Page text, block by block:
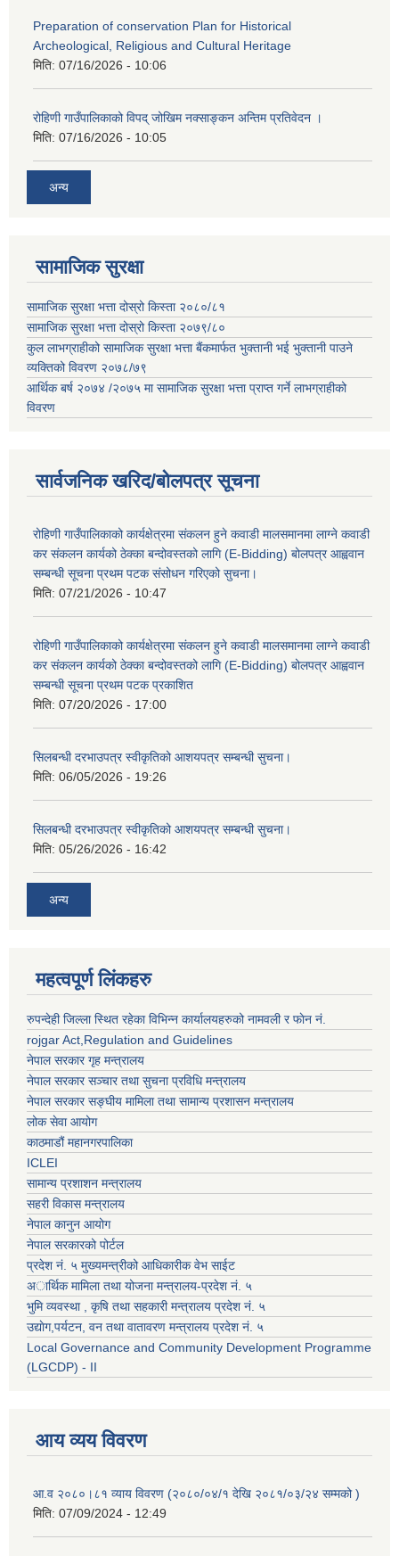
Preparation of conservation Plan for Historical
Archeological, Religious and Cultural Heritage
मिति: 07/16/2026 - 10:06
रोहिणी गाउँपालिकाको विपद् जोखिम नक्साङ्कन अन्तिम प्रतिवेदन ।
मिति: 07/16/2026 - 10:05
अन्य
सामाजिक सुरक्षा
सामाजिक सुरक्षा भत्ता दोस्रो किस्ता २०८०/८१
सामाजिक सुरक्षा भत्ता दोस्रो किस्ता २०७९/८०
कुल लाभग्राहीको सामाजिक सुरक्षा भत्ता बैंकमार्फत भुक्तानी भई भुक्तानी पाउने
व्यक्तिको विवरण २०७८/७९
आर्थिक बर्ष २०७४ /२०७५ मा सामाजिक सुरक्षा भत्ता प्राप्त गर्ने लाभग्राहीको
विवरण
सार्वजनिक खरिद/बोलपत्र सूचना
रोहिणी गाउँपालिकाको कार्यक्षेत्रमा संकलन हुने कवाडी मालसमानमा लाग्ने कवाडी
कर संकलन कार्यको ठेक्का बन्दोवस्तको लागि (E-Bidding) बोलपत्र आह्ववान
सम्बन्धी सूचना प्रथम पटक संसोधन गरिएको सुचना।
मिति: 07/21/2026 - 10:47
रोहिणी गाउँपालिकाको कार्यक्षेत्रमा संकलन हुने कवाडी मालसमानमा लाग्ने कवाडी
कर संकलन कार्यको ठेक्का बन्दोवस्तको लागि (E-Bidding) बोलपत्र आह्ववान
सम्बन्धी सूचना प्रथम पटक प्रकाशित
मिति: 07/20/2026 - 17:00
सिलबन्धी दरभाउपत्र स्वीकृतिको आशयपत्र सम्बन्धी सुचना।
मिति: 06/05/2026 - 19:26
सिलबन्धी दरभाउपत्र स्वीकृतिको आशयपत्र सम्बन्धी सुचना।
मिति: 05/26/2026 - 16:42
अन्य
महत्वपूर्ण लिंकहरु
रुपन्देही जिल्ला स्थित रहेका विभिन्न कार्यालयहरुको नामवली र फाेन न‌ं.
rojgar Act,Regulation and Guidelines
नेपाल सरकार गृह मन्त्रालय
नेपाल सरकार सञ्चार तथा सुचना प्रविधि मन्त्रालय
नेपाल सरकार सङ्घीय मामिला तथा सामान्य प्रशासन मन्त्रालय
लोक सेवा आयोग
काठमाडौं महानगरपालिका
ICLEI
सामान्य प्रशाशन मन्त्रालय
सहरी विकास मन्त्रालय
नेपाल कानुन आयोग
नेपाल सरकारको पोर्टल
प्रदेश नं. ५ मुख्यमन्त्रीको आधिकारीक वेभ साईट
अार्थिक मामिला तथा योजना मन्त्रालय-प्रदेश नं. ५
भुमि व्यवस्था , कृषि तथा सहकारी मन्त्रालय प्रदेश नं. ५
उद्याेग,पर्यटन, वन तथा वातावरण मन्त्रालय प्रदेश नं. ५
Local Governance and Community Development Programme
(LGCDP) - II
आय व्यय विवरण
आ.व २०८०।८१ व्याय विवरण (२०८०/०४/१ देखि २०८१/०३/२४ सम्मको )
मिति: 07/09/2024 - 12:49